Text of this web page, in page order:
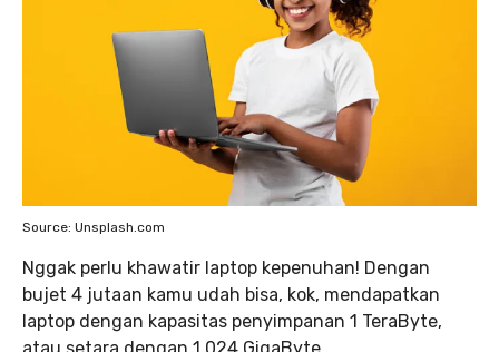
Source: Unsplash.com
Nggak perlu khawatir laptop kepenuhan! Dengan
bujet 4 jutaan kamu udah bisa, kok, mendapatkan
laptop dengan kapasitas penyimpanan 1 TeraByte,